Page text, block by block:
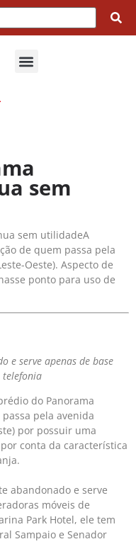
sem
sem utilidadeA
de quem passa pela
Oeste). Aspecto de
ponto para uso de
e serve apenas de base
telefonia
do Panorama
pela avenida
por possuir uma
conta da característica
abandonado e serve
móveis de
Park Hotel, ele tem
Sampaio e Senador